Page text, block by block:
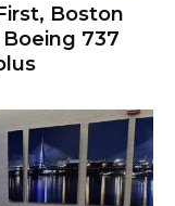
Boston
737